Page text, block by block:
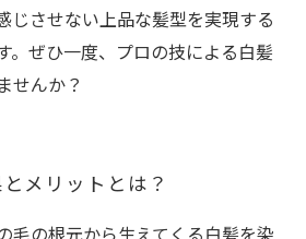
じさせない上品な髪型を実現する
。ぜひ一度、プロの技による白髪
せんか？
メリットとは？
毛の根元から生えてくる白髪を染